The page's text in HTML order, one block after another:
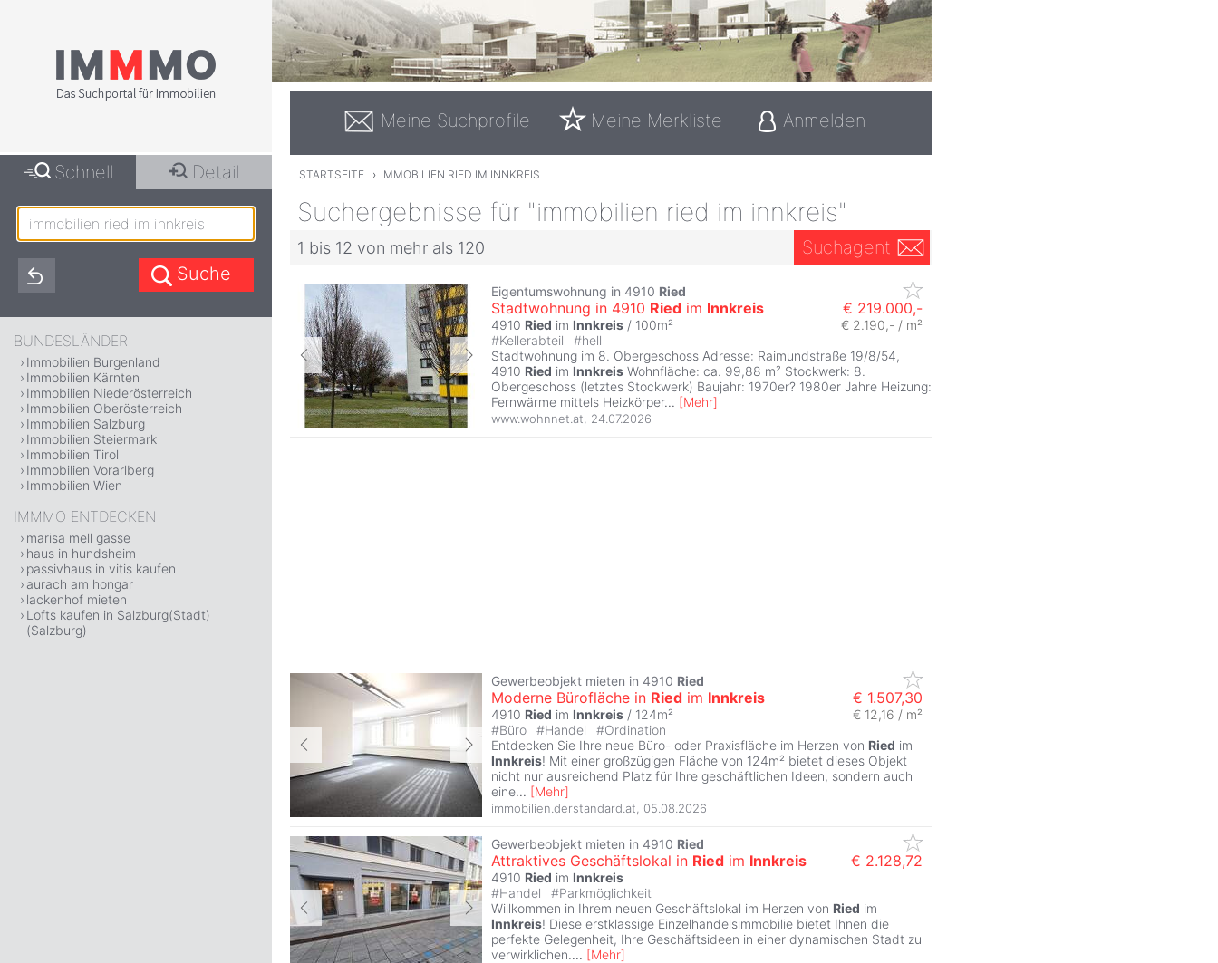
Meine Suchprofile Meine Merkliste Anmelden
STARTSEITE › IMMOBILIEN RIED IM INNKREIS
Suchergebnisse für "immobilien ried im innkreis"
1 bis 12 von mehr als 120 Suchagent
Eigentumswohnung in 4910 Ried
Stadtwohnung in 4910 Ried im Innkreis € 219.000,-
4910 Ried im Innkreis / 100m² € 2.190,- / m²
#Kellerabteil #hell
Stadtwohnung im 8. Obergeschoss Adresse: Raimundstraße 19/8/54,
4910 Ried im Innkreis Wohnfläche: ca. 99,88 m² Stockwerk: 8.
Obergeschoss (letztes Stockwerk) Baujahr: 1970er? 1980er Jahre Heizung:
Fernwärme mittels Heizkörper... [Mehr]
www.wohnnet.at 24.07.2026
Gewerbeobjekt mieten in 4910 Ried
Moderne Bürofläche in Ried im Innkreis € 1.507,30
4910 Ried im Innkreis / 124m² € 12,16 / m²
#Büro #Handel #Ordination
Entdecken Sie Ihre neue Büro- oder Praxisfläche im Herzen von Ried im
Innkreis! Mit einer großzügigen Fläche von 124m² bietet dieses Objekt
nicht nur ausreichend Platz für Ihre geschäftlichen Ideen, sondern auch
eine... [Mehr]
immobilien.derstandard.at 05.08.2026
Gewerbeobjekt mieten in 4910 Ried
Attraktives Geschäftslokal in Ried im Innkreis € 2.128,72
4910 Ried im Innkreis
#Handel #Parkmöglichkeit
Willkommen in Ihrem neuen Geschäftslokal im Herzen von Ried im
Innkreis! Diese erstklassige Einzelhandelsimmobilie bietet Ihnen die
perfekte Gelegenheit, Ihre Geschäftsideen in einer dynamischen Stadt zu
verwirklichen.... [Mehr]
Schnell Detail
BUNDESLÄNDER
Immobilien Burgenland
Immobilien Kärnten
Immobilien Niederösterreich
Immobilien Oberösterreich
Immobilien Salzburg
Immobilien Steiermark
Immobilien Tirol
Immobilien Vorarlberg
Immobilien Wien
IMMMO ENTDECKEN
marisa mell gasse
haus in hundsheim
passivhaus in vitis kaufen
aurach am hongar
lackenhof mieten
Lofts kaufen in Salzburg(Stadt)
(Salzburg)